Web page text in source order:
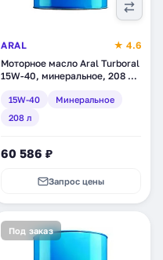
ARAL
★ 4.6
Моторное масло Aral Turboral
15W-40, минеральное, 208 л
15W-40
Минеральное
208 л
60 586 ₽
Запрос цены
Под заказ